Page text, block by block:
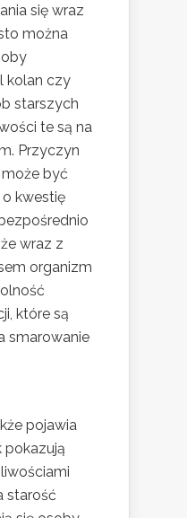
się wraz
można
kolan czy
starszych
te są na
Przyczyn
być
o kwestię
wraz z
organizm
które są
smarowanie
pojawia
pokazują
starość